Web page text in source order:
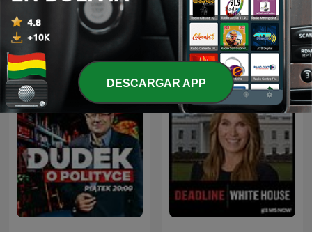
Relatos de Guerra
DESCARGAR APP